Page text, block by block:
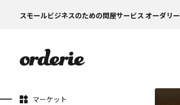
スモールビジネスのための問屋サービス オーダリ
マーケット